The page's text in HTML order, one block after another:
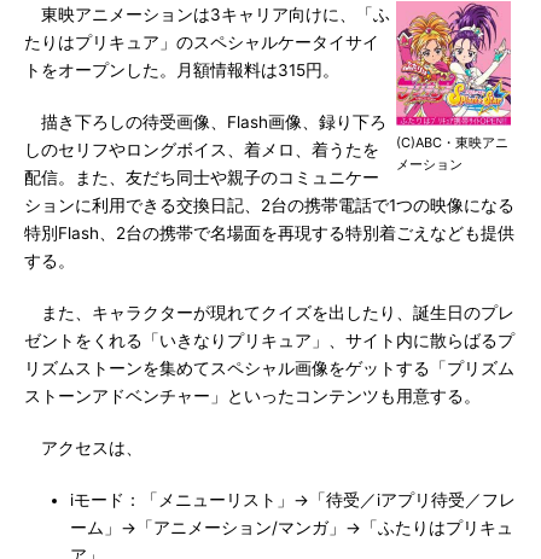
(C)ABC・東映アニ
メーション
東映アニメーションは3キャリア向けに、「ふ
たりはプリキュア」のスペシャルケータイサイ
トをオープンした。月額情報料は315円。
描き下ろしの待受画像、Flash画像、録り下ろ
しのセリフやロングボイス、着メロ、着うたを
配信。また、友だち同士や親子のコミュニケー
ションに利用できる交換日記、2台の携帯電話で1つの映像になる
特別Flash、2台の携帯で名場面を再現する特別着ごえなども提供
する。
また、キャラクターが現れてクイズを出したり、誕生日のプレ
ゼントをくれる「いきなりプリキュア」、サイト内に散らばるプ
リズムストーンを集めてスペシャル画像をゲットする「プリズム
ストーンアドベンチャー」といったコンテンツも用意する。
アクセスは、
iモード：「メニューリスト」→「待受／iアプリ待受／フレ
ーム」→「アニメーション/マンガ」→「ふたりはプリキュ